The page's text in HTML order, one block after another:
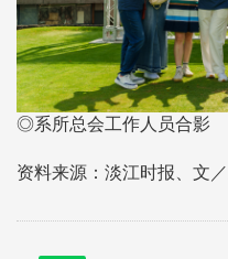
◎系所总会工作人员合影
资料来源：淡江时报、文